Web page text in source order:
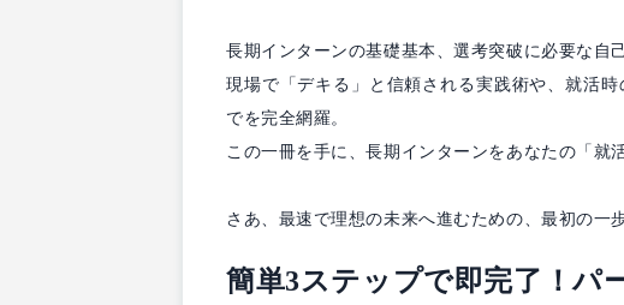
長期インターンの基礎基本、選考突破に必要な自
現場で「デキる」と信頼される実践術や、就活
でを完全網羅。
この一冊を手に、長期インターンをあなたの「就
さあ、最速で理想の未来へ進むための、最初の一
簡単3ステップで即完了！パ